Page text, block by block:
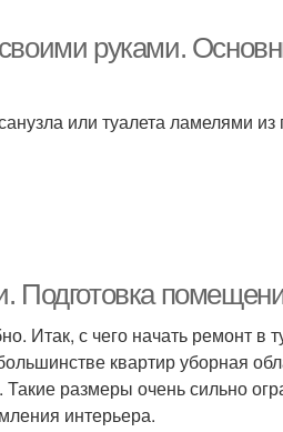
руками.
или туалета ламелями
Подготовка
Итак, с чего начать ремонт в
квартир уборная
размеры очень сильно
интерьера.